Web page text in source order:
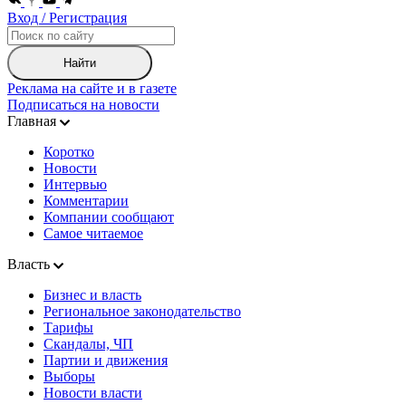
Вход / Регистрация
Найти
Реклама на сайте и в газете
Подписаться на новости
Главная
Коротко
Новости
Интервью
Комментарии
Компании сообщают
Самое читаемое
Власть
Бизнес и власть
Региональное законодательство
Тарифы
Скандалы, ЧП
Партии и движения
Выборы
Новости власти